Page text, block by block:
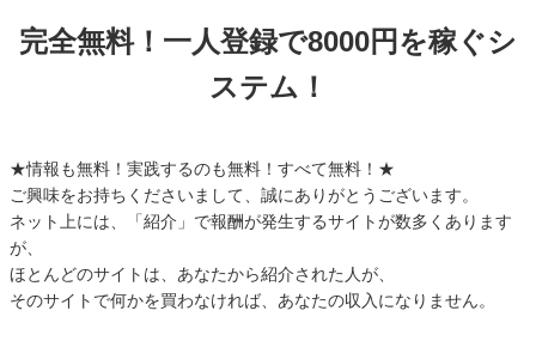
完全無料！一人登録で8000円を稼ぐシ
ステム！
★情報も無料！実践するのも無料！すべて無料！★
ご興味をお持ちくださいまして、誠にありがとうございます。
ネット上には、「紹介」で報酬が発生するサイトが数多くあります
が、
ほとんどのサイトは、あなたから紹介された人が、
そのサイトで何かを買わなければ、あなたの収入になりません。